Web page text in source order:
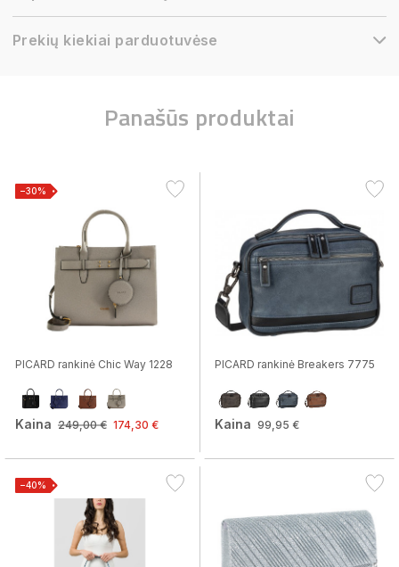
Prekių kiekiai parduotuvėse
Panašūs produktai
−30%
PICARD rankinė Chic Way 1228
Kaina 249,00 € 174,30 €
PICARD rankinė Breakers 7775
Kaina 99,95 €
−40%